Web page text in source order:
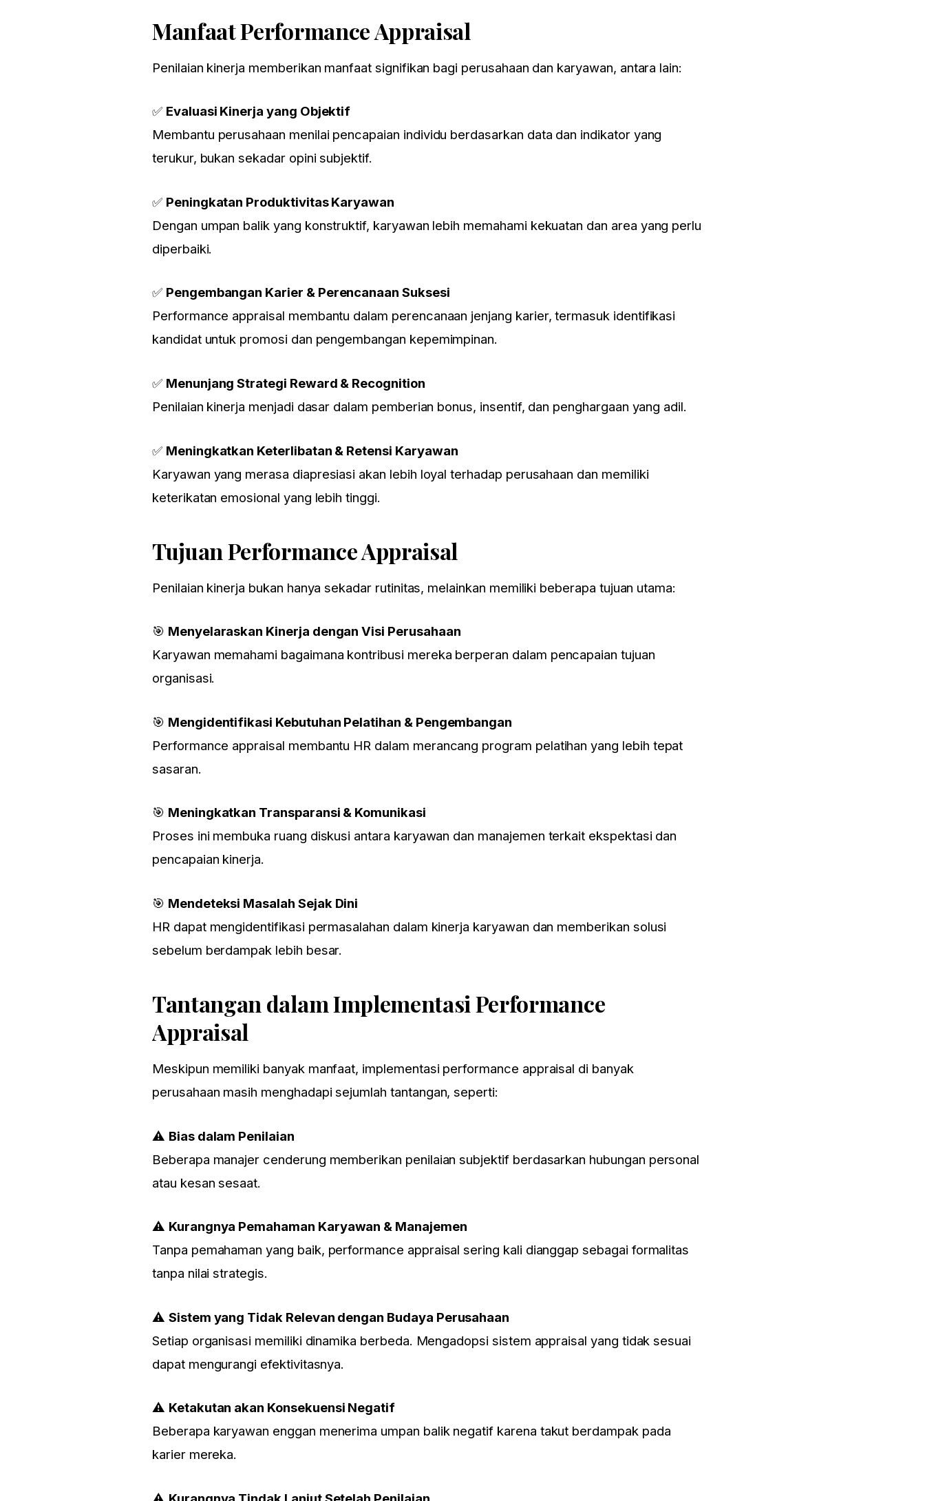
Manfaat Performance Appraisal
Penilaian kinerja memberikan manfaat signifikan bagi perusahaan dan karyawan, antara lain:
✅ Evaluasi Kinerja yang Objektif
Membantu perusahaan menilai pencapaian individu berdasarkan data dan indikator yang
terukur, bukan sekadar opini subjektif.
✅ Peningkatan Produktivitas Karyawan
Dengan umpan balik yang konstruktif, karyawan lebih memahami kekuatan dan area yang perlu
diperbaiki.
✅ Pengembangan Karier & Perencanaan Suksesi
Performance appraisal membantu dalam perencanaan jenjang karier, termasuk identifikasi
kandidat untuk promosi dan pengembangan kepemimpinan.
✅ Menunjang Strategi Reward & Recognition
Penilaian kinerja menjadi dasar dalam pemberian bonus, insentif, dan penghargaan yang adil.
✅ Meningkatkan Keterlibatan & Retensi Karyawan
Karyawan yang merasa diapresiasi akan lebih loyal terhadap perusahaan dan memiliki
keterikatan emosional yang lebih tinggi.
Tujuan Performance Appraisal
Penilaian kinerja bukan hanya sekadar rutinitas, melainkan memiliki beberapa tujuan utama:
🎯 Menyelaraskan Kinerja dengan Visi Perusahaan
Karyawan memahami bagaimana kontribusi mereka berperan dalam pencapaian tujuan
organisasi.
🎯 Mengidentifikasi Kebutuhan Pelatihan & Pengembangan
Performance appraisal membantu HR dalam merancang program pelatihan yang lebih tepat
sasaran.
🎯 Meningkatkan Transparansi & Komunikasi
Proses ini membuka ruang diskusi antara karyawan dan manajemen terkait ekspektasi dan
pencapaian kinerja.
🎯 Mendeteksi Masalah Sejak Dini
HR dapat mengidentifikasi permasalahan dalam kinerja karyawan dan memberikan solusi
sebelum berdampak lebih besar.
Tantangan dalam Implementasi Performance
Appraisal
Meskipun memiliki banyak manfaat, implementasi performance appraisal di banyak
perusahaan masih menghadapi sejumlah tantangan, seperti:
⚠ Bias dalam Penilaian
Beberapa manajer cenderung memberikan penilaian subjektif berdasarkan hubungan personal
atau kesan sesaat.
⚠ Kurangnya Pemahaman Karyawan & Manajemen
Tanpa pemahaman yang baik, performance appraisal sering kali dianggap sebagai formalitas
tanpa nilai strategis.
⚠ Sistem yang Tidak Relevan dengan Budaya Perusahaan
Setiap organisasi memiliki dinamika berbeda. Mengadopsi sistem appraisal yang tidak sesuai
dapat mengurangi efektivitasnya.
⚠ Ketakutan akan Konsekuensi Negatif
Beberapa karyawan enggan menerima umpan balik negatif karena takut berdampak pada
karier mereka.
×
BASIC HR MANAGEMENT
12-13 Agustus 2026
Pendaftaran via whatsapp:
Email: Event@HRD-Forum.com